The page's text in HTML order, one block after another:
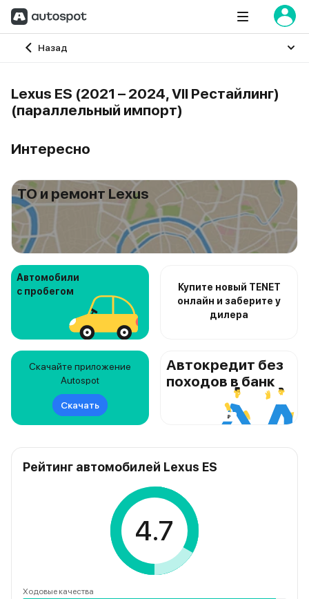
Назад
Главная
Lexus ES (2021 – 2024, VII Рестайлинг)
(параллельный импорт)
Интересно
ТО и ремонт Lexus
Автомобили
с пробегом
Купите новый TENET
онлайн и заберите у
дилера
Скачайте приложение
Autospot
Скачать
Автокредит без
походов в банк
Рейтинг автомобилей Lexus ES
4.7
Ходовые качества